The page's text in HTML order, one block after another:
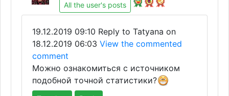
All the user's posts
19.12.2019 09:10 Reply to Tatyana on
18.12.2019 06:03 View the commented
comment
Можно ознакомиться с источником
подобной точной статистики?